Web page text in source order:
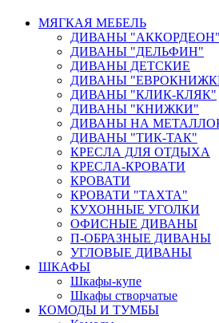
МЯГКАЯ МЕБЕЛЬ
ДИВАНЫ "АККОРДЕОН"
ДИВАНЫ "ДЕЛЬФИН"
ДИВАНЫ ДЕТСКИЕ
ДИВАНЫ
ДИВАНЫ "КЛИК-КЛЯК"
ДИВАНЫ "КНИЖКИ"
ДИВАНЫ НА
ДИВАНЫ "ТИК-ТАК"
КРЕСЛА ДЛЯ ОТДЫХА
КРЕСЛА-КРОВАТИ
КРОВАТИ
КРОВАТИ "ТАХТА"
КУХОННЫЕ УГОЛКИ
ОФИСНЫЕ ДИВАНЫ
П-ОБРАЗНЫЕ ДИВАНЫ
УГЛОВЫЕ ДИВАНЫ
ШКАФЫ
Шкафы-купе
Шкафы створчатые
КОМОДЫ И ТУМБЫ